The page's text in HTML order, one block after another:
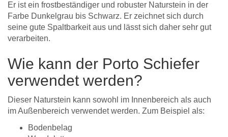
Er ist ein frostbeständiger und robuster Naturstein in der
Farbe Dunkelgrau bis Schwarz. Er zeichnet sich durch
seine gute Spaltbarkeit aus und lässt sich daher sehr gut
verarbeiten.
Wie kann der Porto Schiefer
verwendet werden?
Dieser Naturstein kann sowohl im Innenbereich als auch
im Außenbereich verwendet werden. Zum Beispiel als:
Bodenbelag